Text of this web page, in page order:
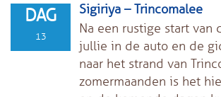
DAG
13
Sigiriya – Trincomalee
Na een rustige start van
jullie in de auto en de
naar het strand van
zomermaanden is het